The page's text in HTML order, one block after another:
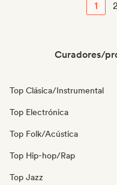
1 2
Curadores/
Top Clásica/Instrumental
Top Electrónica
Top Folk/Acústica
Top Hip-hop/Rap
Top Jazz